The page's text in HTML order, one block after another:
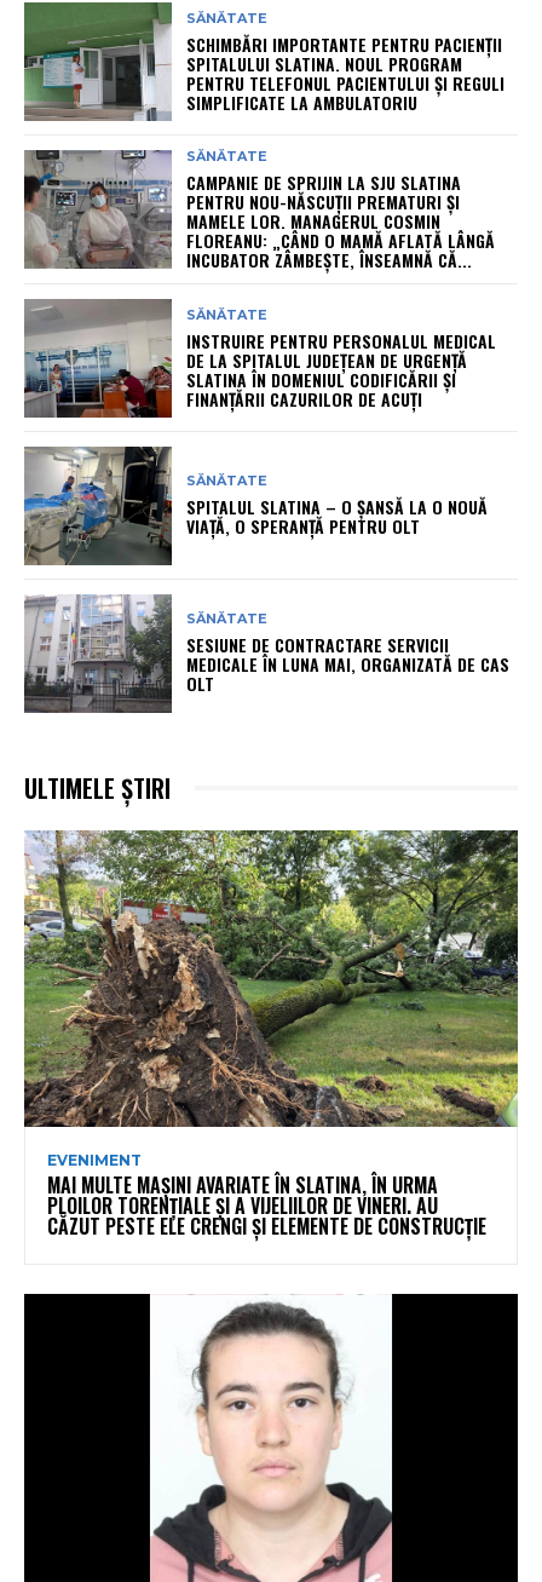
SĂNĂTATE
SCHIMBĂRI IMPORTANTE PENTRU PACIENȚII
SPITALULUI SLATINA. NOUL PROGRAM
PENTRU TELEFONUL PACIENTULUI ȘI REGULI
SIMPLIFICATE LA AMBULATORIU
SĂNĂTATE
CAMPANIE DE SPRIJIN LA SJU SLATINA
PENTRU NOU-NĂSCUȚII PREMATURI ȘI
MAMELE LOR. MANAGERUL COSMIN
FLOREANU: „CÂND O MAMĂ AFLATĂ LÂNGĂ
INCUBATOR ZÂMBEȘTE, ÎNSEAMNĂ CĂ...
SĂNĂTATE
INSTRUIRE PENTRU PERSONALUL MEDICAL
DE LA SPITALUL JUDEȚEAN DE URGENȚĂ
SLATINA ÎN DOMENIUL CODIFICĂRII ȘI
FINANȚĂRII CAZURILOR DE ACUȚI
SĂNĂTATE
SPITALUL SLATINA – O ȘANSĂ LA O NOUĂ
VIAȚĂ, O SPERANȚĂ PENTRU OLT
SĂNĂTATE
SESIUNE DE CONTRACTARE SERVICII
MEDICALE ÎN LUNA MAI, ORGANIZATĂ DE CAS
OLT
ULTIMELE ȘTIRI
EVENIMENT
MAI MULTE MAȘINI AVARIATE ÎN SLATINA, ÎN URMA
PLOILOR TORENȚIALE ȘI A VIJELIILOR DE VINERI. AU
CĂZUT PESTE ELE CRENGI ȘI ELEMENTE DE CONSTRUCȚIE